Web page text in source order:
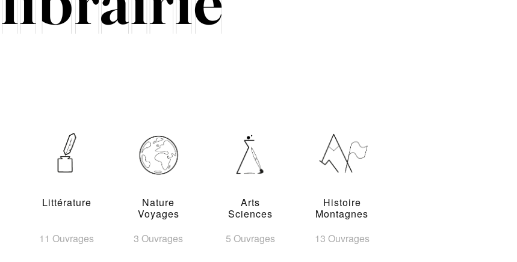
Littérature
11 Ouvrages
Nature
Voyages
3 Ouvrages
Arts
Sciences
5 Ouvrages
Histoire
Montagnes
13 Ouvrages